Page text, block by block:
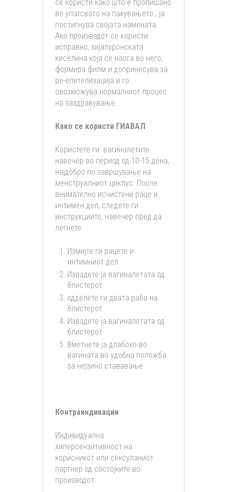
се користи како што е пропишано
во упатсвото на пакувањето , ја
постигнува својата намената.
Ако производот се користи
исправно, хијалуронската
киселина која се наога во него,
формира филм и допринесува за
ре-епителизација и го
овозможува нормалниот процес
на заздравување.
Како се користи ГИАВАЛ
Користете ги вагиналетите
навечер во период од 10-15 дена,
најдобро по завршување на
менструалниот циклус. После
внимателно исчистени раце и
интимен дел, следете ги
инструкциите, навечер пред да
легнете.
Измијте ги рацете и
интимниот дел
Извадете ја вагиналетата од
блистерот
одделете ги двата раба на
блистерот
Извадете ја вагиналетата од
блистерот
Вметнете ја длабоко во
вагината во удобна положба
за нејзино стававање.
Контраиндикации
Индивидуална
хиперсензитивност на
корисникот или сексуланиот
партнер од состојките во
производот.